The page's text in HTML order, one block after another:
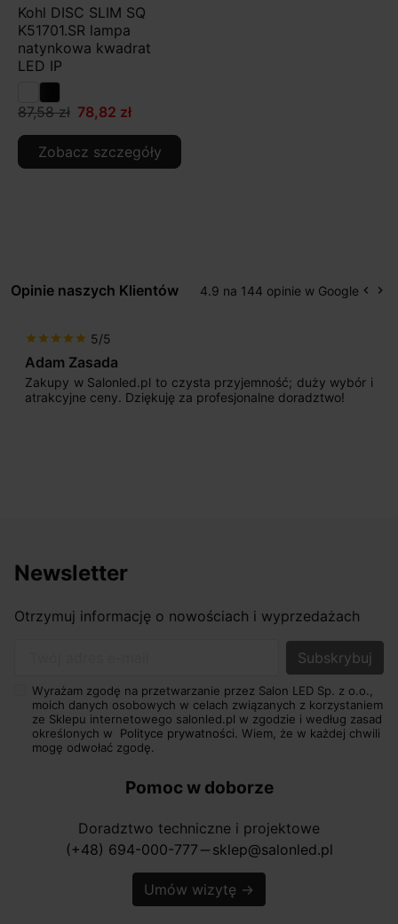
Kohl DISC SLIM SQ
K51701.SR lampa
natynkowa kwadrat
LED IP
87,58 zł 78,82 zł
Zobacz szczegóły
Opinie naszych Klientów 4.9 na 144 opinie w Google keyboard_arrow_left keyboard_arrow_right
star star star star star 5/5
Adam Zasada
Zakupy w Salonled.pl to czysta przyjemność; duży wybór i
atrakcyjne ceny. Dziękuję za profesjonalne doradztwo!
Newsletter
Otrzymuj informację o nowościach i wyprzedażach
Wyrażam zgodę na przetwarzanie przez Salon LED Sp. z o.o.,
moich danych osobowych w celach związanych z korzystaniem
ze Sklepu internetowego salonled.pl w zgodzie i według zasad
określonych w Polityce prywatności. Wiem, że w każdej chwili
mogę odwołać zgodę.
Pomoc w doborze
Doradztwo techniczne i projektowe
(+48) 694-000-777 horizontal_rule sklep@salonled.pl
Umów wizytę →